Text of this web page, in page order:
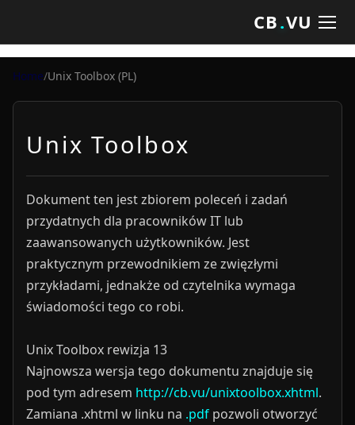
CB.VU
Home/Unix Toolbox (PL)
Unix Toolbox
Dokument ten jest zbiorem poleceń i zadań
przydatnych dla pracowników IT lub
zaawansowanych użytkowników. Jest
praktycznym przewodnikiem ze zwięzłymi
przykładami, jednakże od czytelnika wymaga
świadomości tego co robi.
Unix Toolbox rewizja 13
Najnowsza wersja tego dokumentu znajduje się
pod tym adresem http://cb.vu/unixtoolbox.xhtml.
Zamiana .xhtml w linku na .pdf pozwoli otworzyć